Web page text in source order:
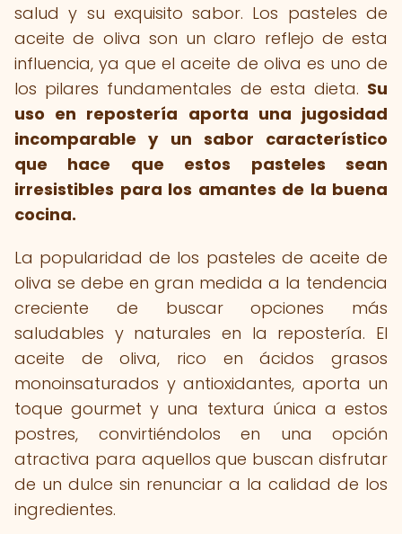
salud y su exquisito sabor. Los pasteles de
aceite de oliva son un claro reflejo de esta
influencia, ya que el aceite de oliva es uno de
los pilares fundamentales de esta dieta. Su
uso en repostería aporta una jugosidad
incomparable y un sabor característico
que hace que estos pasteles sean
irresistibles para los amantes de la buena
cocina.
La popularidad de los pasteles de aceite de
oliva se debe en gran medida a la tendencia
creciente de buscar opciones más
saludables y naturales en la repostería. El
aceite de oliva, rico en ácidos grasos
monoinsaturados y antioxidantes, aporta un
toque gourmet y una textura única a estos
postres, convirtiéndolos en una opción
atractiva para aquellos que buscan disfrutar
de un dulce sin renunciar a la calidad de los
ingredientes.